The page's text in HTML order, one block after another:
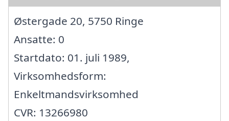
Østergade 20, 5750 Ringe
Ansatte: 0
Startdato: 01. juli 1989,
Virksomhedsform:
Enkeltmandsvirksomhed
CVR: 13266980